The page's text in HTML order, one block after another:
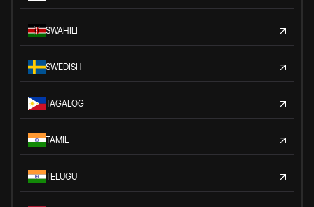
SWAHILI
SWEDISH
TAGALOG
TAMIL
TELUGU